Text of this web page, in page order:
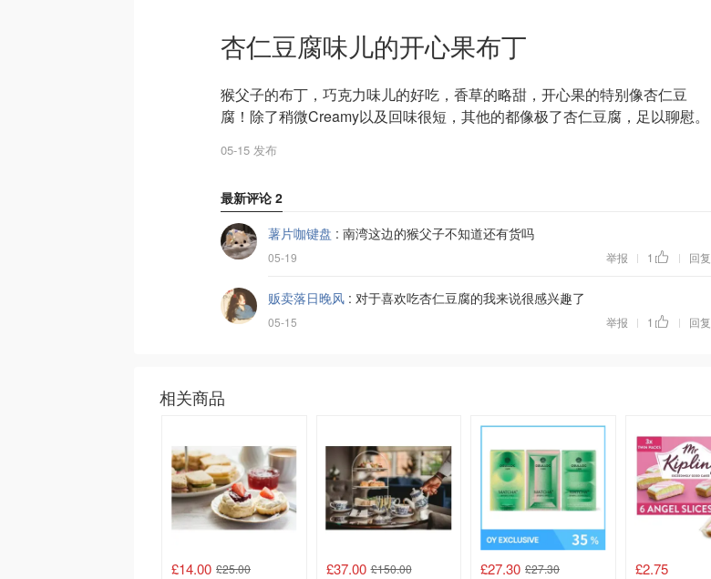
杏仁豆腐味儿的开心果布丁
猴父子的布丁，巧克力味儿的好吃，香草的略甜，开心果的特别像杏仁豆
腐！除了稍微Creamy以及回味很短，其他的都像极了杏仁豆腐，足以聊慰。
05-15 发布
最新评论 2
薯片咖键盘 : 南湾这边的猴父子不知道还有货吗
05-19 举报 | 1 | 回复
贩卖落日晚风 : 对于喜欢吃杏仁豆腐的我来说很感兴趣了
05-15 举报 | 1 | 回复
相关商品
£14.00 £25.00 £37.00 £150.00 £27.30 £27.30 £2.75